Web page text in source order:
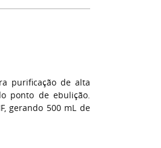
purificação de alta
ponto de ebulição.
gerando 500 mL de